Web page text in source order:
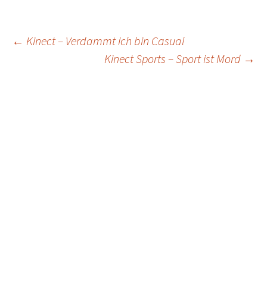
Post
← Kinect – Verdammt ich bin Casual
Kinect Sports – Sport ist Mord →